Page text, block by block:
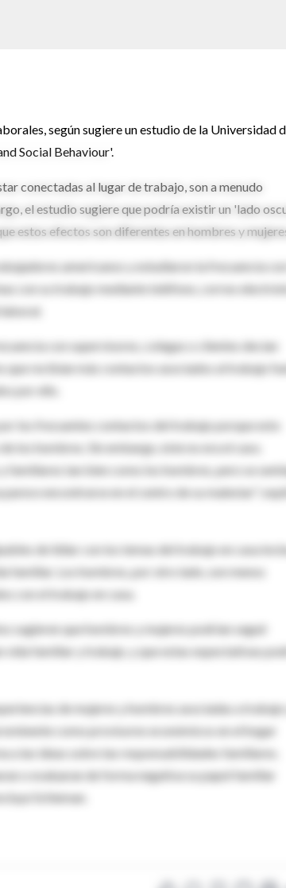
según sugiere un estudio de la Universidad
Social Behaviour'.
conectadas al lugar de trabajo, son a menudo
el estudio sugiere que podría existir un 'lado
estos efectos son diferentes en hombres y
americanos y estudiaron la frecuencia
con su trabajo mediante teléfono, correo
con supervisores, colegas o clientes decían
que recibían más contactos asociados al trabajo
por ello.
los frecuentes contactos del trabajo porque esto
los hombres. Sin embargo, éste no era el caso.
familiares tan bien como los hombres, pero se
encontrarse en el centro de su malestar",
de lidiar con los temas del trabajo en casa
familiar. Los hombres, por otro lado, son menos
con el trabajo en casa.
sugieren que hombres y mujeres podrían seguir
familiar y trabajo, y que estas expectativas
de mujeres y hombres asociadas a
como provisores económicos en el hogar
las ideas sobre las responsabilidades familiares.
o evaluaran de forma negativa su papel familiar
Schieman.